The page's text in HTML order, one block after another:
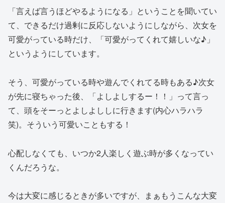
「言えば言うほどやるようになる」ということを聞いてい
て、できるだけ過剰に反応しないようにしながら、次女を
可愛がっている時だけ、「可愛がってくれて嬉しいな♪」
というようにしています。
そう、可愛がっている時や遊んでくれてる時もある♪次女
が先に寝ちゃった後、「よしよしするー！！」って言っ
て、頭をそーっとよしよししに行きます(内心ハラハラ
笑)。そういう可愛いこともする！
心配しなくても、いつか2人楽しく遊ぶ時が多くなってい
くんだろうな。
今は大変に感じるときが多いですが、まぁもうこんな大変